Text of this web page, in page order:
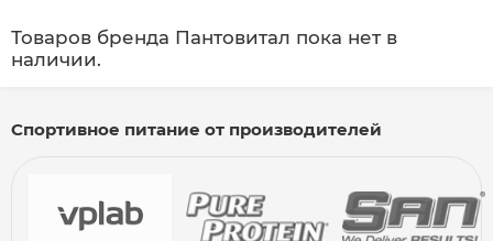
Товаров бренда Пантовитал пока нет в
наличии.
Спортивное питание от производителей